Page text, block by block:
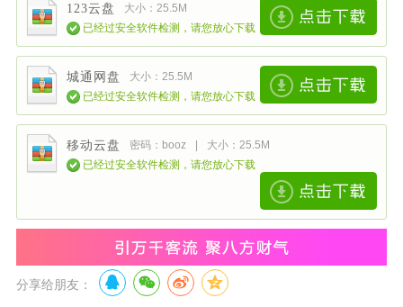
123云盘
大小：25.5M
已经过安全软件检测，请您放心下载
城通网盘
大小：25.5M
已经过安全软件检测，请您放心下载
移动云盘 密码：booz |
大小：25.5M
已经过安全软件检测，请您放心下载
分享给朋友：